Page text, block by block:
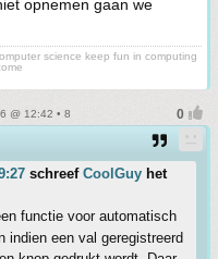
opnemen gaan we
science keep fun in computing
@ 12:42 • 8
schreef CoolGuy het
functie voor automatisch
indien een val geregistreerd